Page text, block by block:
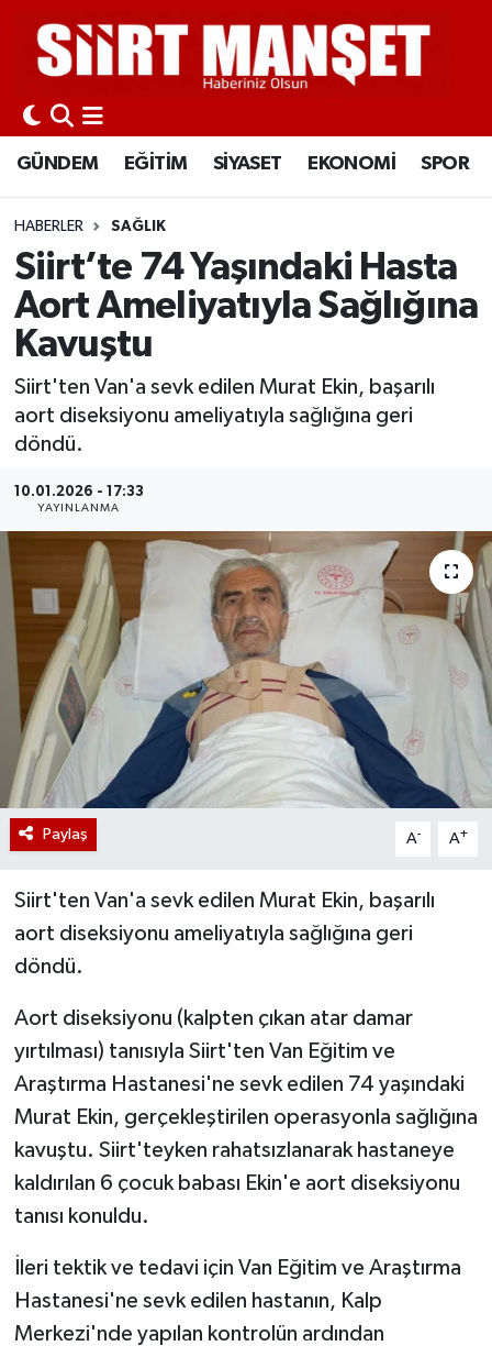
GÜNDEM EĞİTİM SİYASET EKONOMİ SPOR
HABERLER SAĞLIK
Siirt’te 74 Yaşındaki Hasta
Aort Ameliyatıyla Sağlığına
Kavuştu
Siirt'ten Van'a sevk edilen Murat Ekin, başarılı
aort diseksiyonu ameliyatıyla sağlığına geri
döndü.
10.01.2026 - 17:33
YAYINLANMA
Paylaş A- A+
Siirt'ten Van'a sevk edilen Murat Ekin, başarılı
aort diseksiyonu ameliyatıyla sağlığına geri
döndü.
Aort diseksiyonu (kalpten çıkan atar damar
yırtılması) tanısıyla Siirt'ten Van Eğitim ve
Araştırma Hastanesi'ne sevk edilen 74 yaşındaki
Murat Ekin, gerçekleştirilen operasyonla sağlığına
kavuştu. Siirt'teyken rahatsızlanarak hastaneye
kaldırılan 6 çocuk babası Ekin'e aort diseksiyonu
tanısı konuldu.
İleri tektik ve tedavi için Van Eğitim ve Araştırma
Hastanesi'ne sevk edilen hastanın, Kalp
Merkezi'nde yapılan kontrolün ardından
GÜNDEM
EĞİTİM
SİYASET
EKONOMİ
SPOR
İLÇELER
KÜLTÜR-SANAT
Siirt Nöbetçi Eczaneler
Siirt Hava Durumu
Siirt Namaz Vakitleri
Siirt Trafik Yoğunluk Haritası
Süper Lig Puan Durumu ve Fikstür
Tüm Manşetler
Son Dakika Haberleri